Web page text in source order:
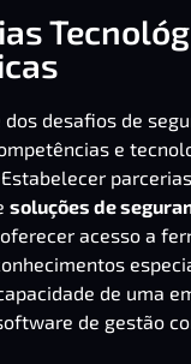
desafios de
e
soluções de
acesso a
de uma
de gestão